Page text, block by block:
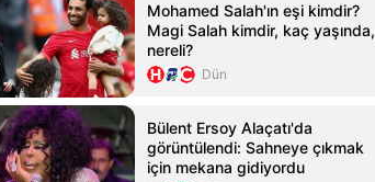
Mohamed Salah'ın eşi kimdir?
Magi Salah kimdir, kaç yaşında,
nereli?
Dün
Bülent Ersoy Alaçatı'da
görüntülendi: Sahneye çıkmak
için mekana gidiyordu